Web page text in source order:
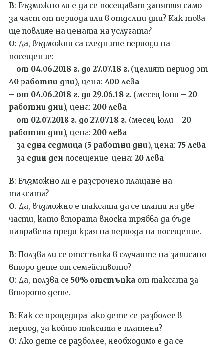
В: Възможно ли е да се посещават занятия само
за част от периода или в отделни дни? Как това
ще повлияе на цената на услугата?
О: Да, възможни са следните периоди на
посещение:
– от 04.06.2018 г. до 27.07.18 г. (целият период от
40 работни дни), цена: 400 лева
– от 04.06.2018 г. до 29.06.18 г. (месец юни – 20
работни дни), цена: 200 лева
– от 02.07.2018 г. до 27.07.18 г. (месец юли – 20
работни дни), цена: 200 лева
– за една седмица (5 работни дни), цена: 75 лева
– за един ден посещение, цена: 20 лева
В: Възможно ли е разсрочено плащане на
таксата?
О: Да, възможно е таксата да се плати на две
части, като втората вноска трябва да бъде
направена преди края на периода на посещение.
В: Ползва ли се отстъпка в случаите на записано
второ дете от семейството?
О: Да, ползва се 50% отстъпка от таксата за
второто дете.
В: Как се процедира, ако дете се разболее в
период, за който таксата е платена?
О: Ако дете се разболее, необходимо е да се